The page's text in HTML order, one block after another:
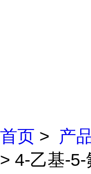
首页 > 产
> 4-乙基-5-